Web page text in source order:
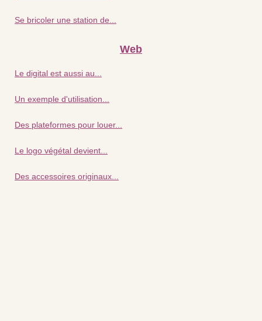
Se bricoler une station de...
Web
Le digital est aussi au...
Un exemple d'utilisation...
Des plateformes pour louer...
Le logo végétal devient...
Des accessoires originaux...